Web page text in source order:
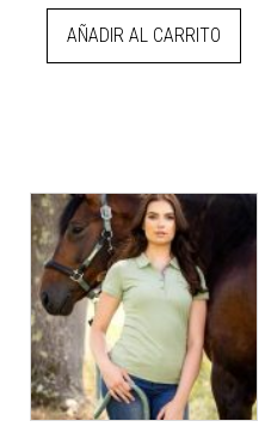
AÑADIR AL CARRITO